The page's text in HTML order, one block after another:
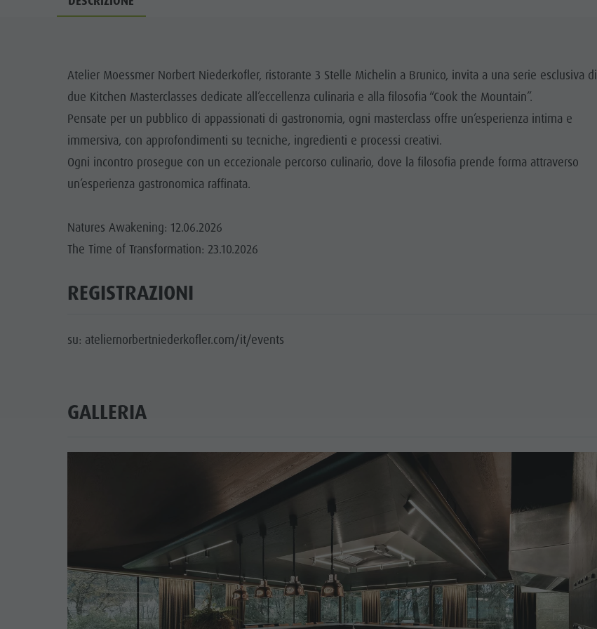
TRADIZIONE E ARTIGIANATO
HIGHLIGHT EVENTS
Guida A-Z
Arrampicare
Nuotare
Panoramica dei tour
Newsletter
Imposta di soggiorno
Vacanza con il cane
Raccogliere funghi
Kronplatz Doctor Service
Atelier Moessmer Norbert Niederkofler, ristorante 3 Stelle Michelin a Brunico, invita a una serie esclusiva di
due Kitchen Masterclasses dedicate all’eccellenza culinaria e alla filosofia “Cook the Mountain”.
Pensate per un pubblico di appassionati di gastronomia, ogni masterclass offre un’esperienza intima e
immersiva, con approfondimenti su tecniche, ingredienti e processi creativi.
Ogni incontro prosegue con un eccezionale percorso culinario, dove la filosofia prende forma attraverso
un’esperienza gastronomica raffinata.
Natures Awakening: 12.06.2026
The Time of Transformation: 23.10.2026
REGISTRAZIONI
su: ateliernorbertniederkofler.com/it/events
GALLERIA